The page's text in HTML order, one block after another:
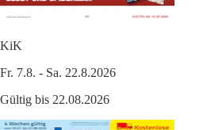
KiK
Fr. 7.8. - Sa. 22.8.2026
Gültig bis 22.08.2026